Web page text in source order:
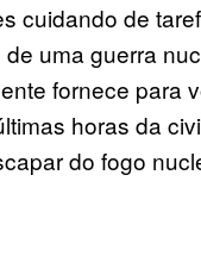
cuidando de
uma guerra
fornece para
horas da
do fogo